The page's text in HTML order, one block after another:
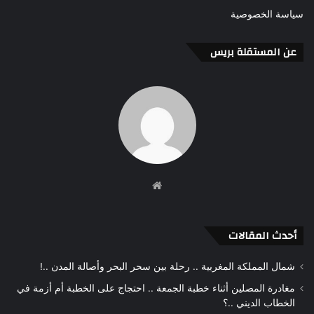
سياسة الخصوصية
عن المستقلة بريس
أحدث المقالات
شمال المملكة المغربية .. رحلة بين سحر البحر وأصالة المدن ..!
مغادرة المصلين أثناء خطبة الجمعة .. احتجاج على الخطبة أم أزمة في
الخطاب الديني ..؟